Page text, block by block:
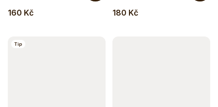
160 Kč 180 Kč
Tip